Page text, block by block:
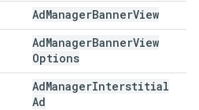
AdManagerBannerView
AdManagerBannerView
Options
AdManagerInterstitial
Ad